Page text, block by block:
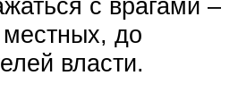
с врагами –
до
власти.